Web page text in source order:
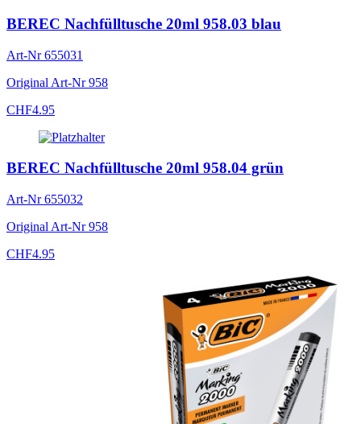
BEREC Nachfülltusche 20ml 958.03 blau
Art-Nr655031
Original Art-Nr958
CHF4.95
BEREC Nachfülltusche 20ml 958.04 grün
Art-Nr655032
Original Art-Nr958
CHF4.95